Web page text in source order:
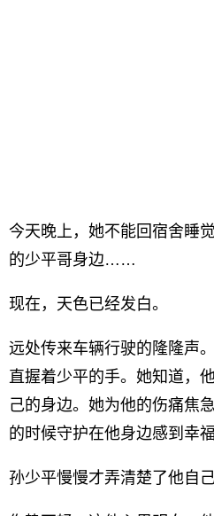
今天晚上，她不能回宿舍睡
的少平哥身边……
现在，天色已经发白。
远处传来车辆行驶的隆隆声
直握着少平的手。她知道，
己的身边。她为他的伤痛焦
的时候守护在他身边感到
孙少平慢慢才弄清楚了他自